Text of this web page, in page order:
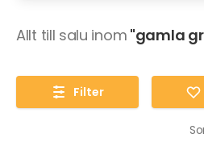
Allt till salu inom "gamla
Filter